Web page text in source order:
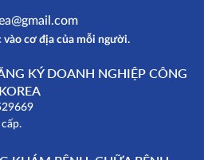
vào cơ địa của mỗi người.
KÝ DOANH NGHIỆP CÔNG